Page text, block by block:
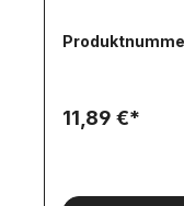
11,89 €*